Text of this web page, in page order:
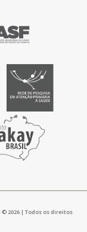
2026 | Todos os direitos